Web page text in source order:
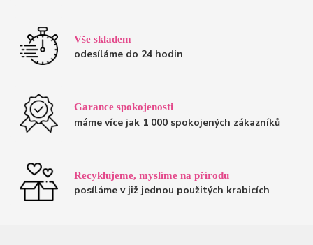
Vše skladem
odesíláme do 24 hodin
Garance spokojenosti
máme více jak 1 000 spokojených zákazníků
Recyklujeme, myslíme na přírodu
posíláme v již jednou použitých krabicích